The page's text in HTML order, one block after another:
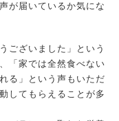
が届いているか気にな
ございました」という
「家では全然食べない
る」という声もいただ
してもらえることが多